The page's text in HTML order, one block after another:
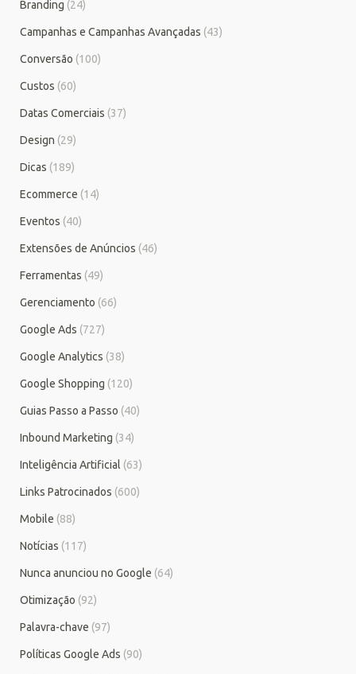
Branding (24)
Campanhas e Campanhas Avançadas (43)
Conversão (100)
Custos (60)
Datas Comerciais (37)
Design (29)
Dicas (189)
Ecommerce (14)
Eventos (40)
Extensões de Anúncios (46)
Ferramentas (49)
Gerenciamento (66)
Google Ads (727)
Google Analytics (38)
Google Shopping (120)
Guias Passo a Passo (40)
Inbound Marketing (34)
Inteligência Artificial (63)
Links Patrocinados (600)
Mobile (88)
Notícias (117)
Nunca anunciou no Google (64)
Otimização (92)
Palavra-chave (97)
Políticas Google Ads (90)